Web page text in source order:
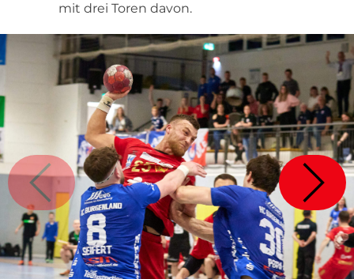
mit drei Toren davon.